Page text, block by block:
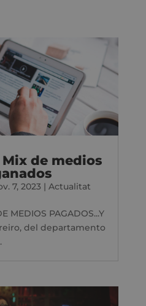
de medios
7, 2023| Actualitat
MEDIOS PAGADOS...Y
del departamento